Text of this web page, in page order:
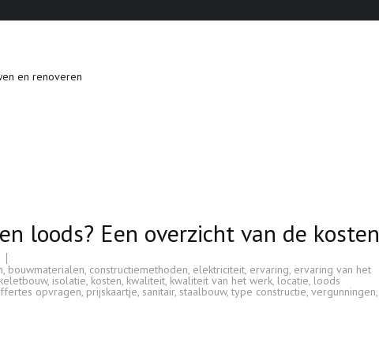
en renoveren
loods? Een overzicht van de kosten
, bouwmaterialen, constructiemethoden, elektriciteit, ervaring, ervaring van het
, isolatie, kosten, kwaliteit, kwaliteit van het werk, locatie, loods
opvragen, prijskaartje, sanitair, staalbouw,type constructie, vergunningen,